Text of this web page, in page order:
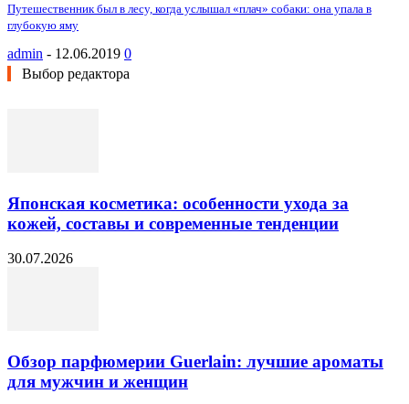
Путешественник был в лесу, когда услышал «плач» собаки: она упала в
глубокую яму
admin - 12.06.2019 0
Выбор редактора
Японская косметика: особенности ухода за
кожей, составы и современные тенденции
30.07.2026
Обзор парфюмерии Guerlain: лучшие ароматы
для мужчин и женщин